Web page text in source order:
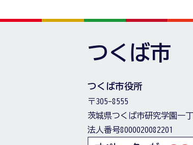
つくば市
つくば市役所
〒305-8555
茨城県つくば市研究学園一
法人番号8000020082201